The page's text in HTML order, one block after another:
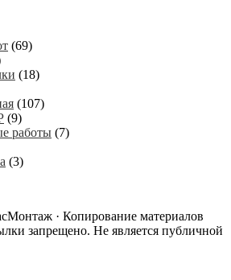
(69)
(18)
(107)
(9)
работы (7)
(3)
· Копирование материалов
запрещено. Не является публичной